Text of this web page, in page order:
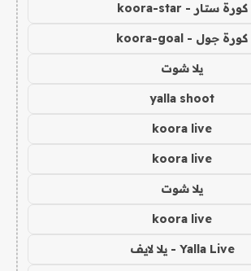
كورة ستار - koora-star
كورة جول - koora-goal
يلا شوت
yalla shoot
koora live
koora live
يلا شوت
koora live
Yalla Live - يلا لايف